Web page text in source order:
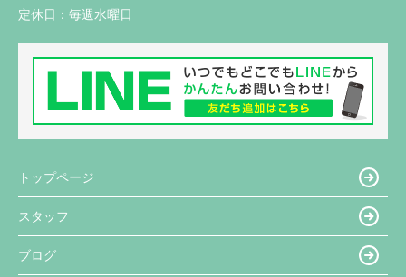
定休日： 毎週水曜日
トップページ
スタッフ
ブログ